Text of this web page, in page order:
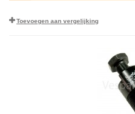
Toevoegen aan vergelijking